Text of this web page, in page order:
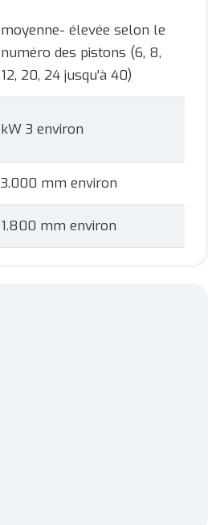
moyenne- élevée selon le
numéro des pistons (6, 8,
12, 20, 24 jusqu'à 40)
kW 3 environ
3.000 mm environ
1.800 mm environ